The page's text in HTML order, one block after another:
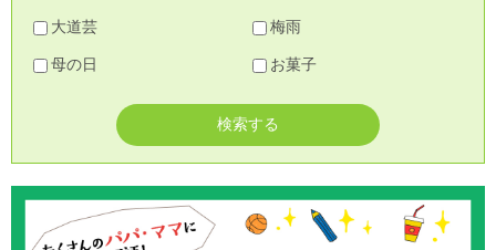
大道芸 梅雨
母の日 お菓子